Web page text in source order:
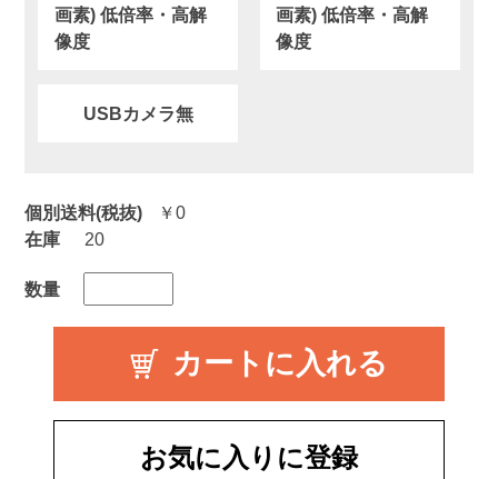
個別送料(税抜) ￥0
画素) 低倍率・高解
像度
画素) 低倍率・高解
像度
USBカメラ無
在庫 20
数量
お気に入りに登録